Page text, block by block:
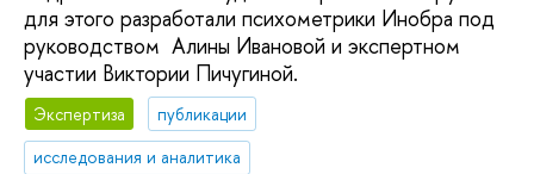
для этого разработали психометрики Инобра под
руководством Алины Ивановой и экспертном
участии Виктории Пичугиной.
Экспертиза
публикации
исследования и аналитика